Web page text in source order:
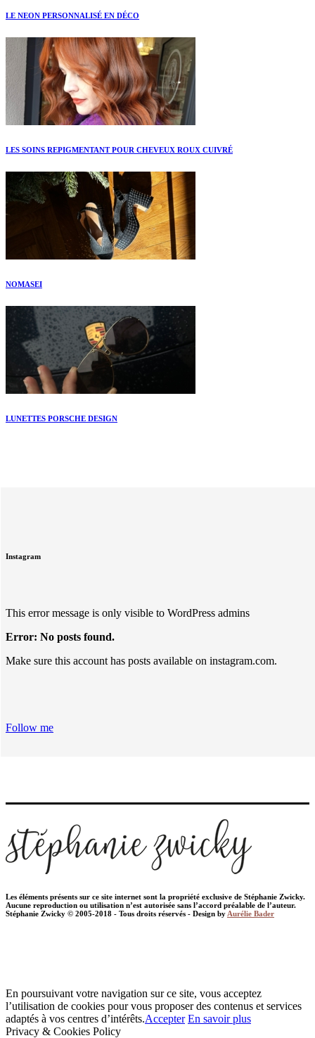
LE NEON PERSONNALISÉ EN DÉCO
LES SOINS REPIGMENTANT POUR CHEVEUX ROUX CUIVRÉ
NOMASEI
LUNETTES PORSCHE DESIGN
Instagram
This error message is only visible to WordPress admins
Error: No posts found.
Make sure this account has posts available on instagram.com.
Follow me
Les éléments présents sur ce site internet sont la propriété exclusive de Stéphanie Zwicky.
Aucune reproduction ou utilisation n’est autorisée sans l’accord préalable de l’auteur.
Stéphanie Zwicky © 2005-2018 - Tous droits réservés - Design by Aurélie Bader
En poursuivant votre navigation sur ce site, vous acceptez
l’utilisation de cookies pour vous proposer des contenus et services
adaptés à vos centres d’intérêts.Accepter En savoir plus
Privacy & Cookies Policy